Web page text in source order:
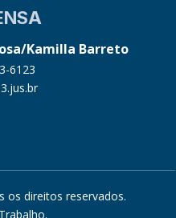
Kamilla Barreto
6123
os direitos reservados.
.